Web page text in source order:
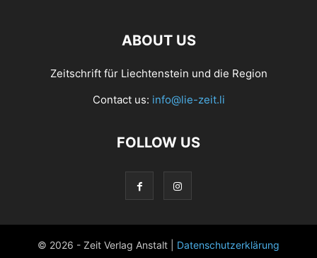
ABOUT US
Zeitschrift für Liechtenstein und die Region
Contact us: info@lie-zeit.li
FOLLOW US
© 2026 - Zeit Verlag Anstalt | Datenschutzerklärung